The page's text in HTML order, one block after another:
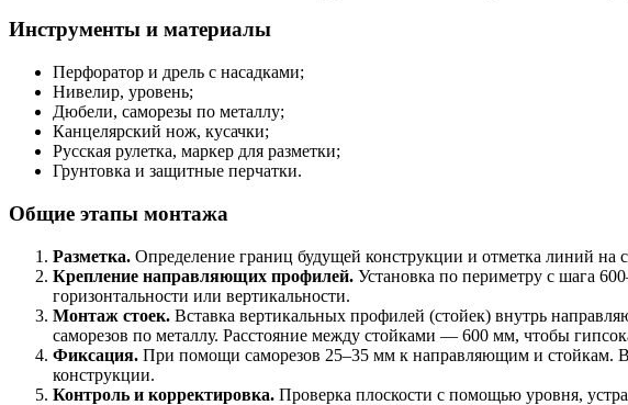
Инструменты и материалы
Перфоратор и дрель с насадками;
Нивелир, уровень;
Дюбели, саморезы по металлу;
Канцелярский нож, кусачки;
Русская рулетка, маркер для разметки;
Грунтовка и защитные перчатки.
Общие этапы монтажа
Разметка. Определение границ будущей конструкции и отметка линий на
Крепление направляющих профилей. Установка по периметру с шага
горизонтальности или вертикальности.
Монтаж стоек. Вставка вертикальных профилей (стойек) внутрь
саморезов по металлу. Расстояние между стойками — 600 мм, чтобы
Фиксация. При помощи саморезов 25–35 мм к направляющим и стойкам. В
конструкции.
Контроль и корректировка. Проверка плоскости с помощью уровня,